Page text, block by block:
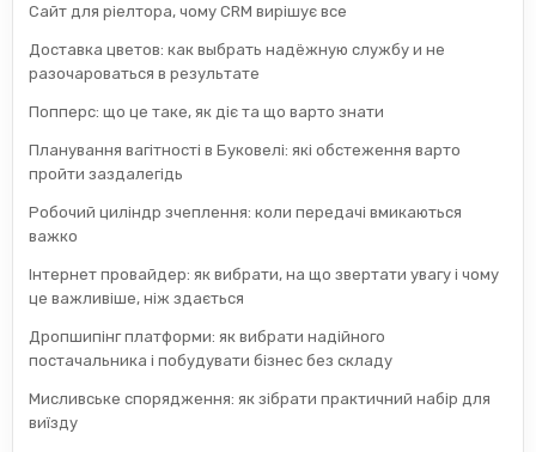
Сайт для ріелтора, чому CRM вирішує все
Доставка цветов: как выбрать надёжную службу и не
разочароваться в результате
Попперс: що це таке, як діє та що варто знати
Планування вагітності в Буковелі: які обстеження варто
пройти заздалегідь
Робочий циліндр зчеплення: коли передачі вмикаються
важко
Інтернет провайдер: як вибрати, на що звертати увагу і чому
це важливіше, ніж здається
Дропшипінг платформи: як вибрати надійного
постачальника і побудувати бізнес без складу
Мисливське спорядження: як зібрати практичний набір для
виїзду